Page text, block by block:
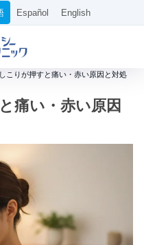
Español English
こりが押すと痛い・赤い原因と対処
痛い・赤い原因